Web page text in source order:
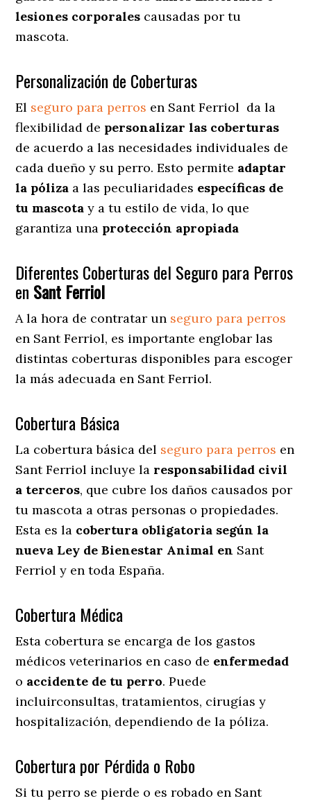
lesiones corporales causadas por tu
mascota.
Personalización de Coberturas
El seguro para perros en Sant Ferriol da la
flexibilidad de personalizar las coberturas
de acuerdo a las necesidades individuales de
cada dueño y su perro. Esto permite adaptar
la póliza a las peculiaridades específicas de
tu mascota y a tu estilo de vida, lo que
garantiza una protección apropiada
Diferentes Coberturas del Seguro para Perros
en Sant Ferriol
A la hora de contratar un seguro para perros
en Sant Ferriol, es importante englobar las
distintas coberturas disponibles para escoger
la más adecuada en Sant Ferriol.
Cobertura Básica
La cobertura básica del seguro para perros en
Sant Ferriol incluye la responsabilidad civil
a terceros, que cubre los daños causados por
tu mascota a otras personas o propiedades.
Esta es la cobertura obligatoria según la
nueva Ley de Bienestar Animal en Sant
Ferriol y en toda España.
Cobertura Médica
Esta cobertura se encarga de los gastos
médicos veterinarios en caso de enfermedad
o accidente de tu perro. Puede
incluirconsultas, tratamientos, cirugías y
hospitalización, dependiendo de la póliza.
Cobertura por Pérdida o Robo
Si tu perro se pierde o es robado en Sant